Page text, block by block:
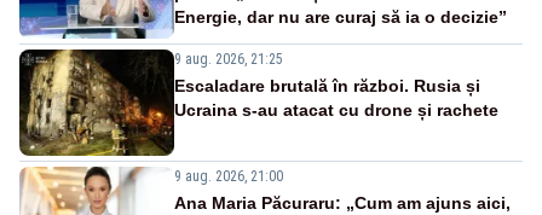
Energie, dar nu are curaj să ia o decizie”
9 aug. 2026, 21:25
Escaladare brutală în război. Rusia și
Ucraina s-au atacat cu drone și rachete
9 aug. 2026, 21:00
Ana Maria Păcuraru: „Cum am ajuns aici,